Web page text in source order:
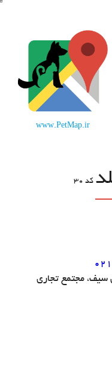
www.PetMap.ir
کد 30
سیف، مجتمع تجاری